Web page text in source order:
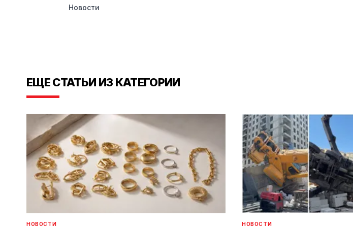
Новости
ЕЩЕ СТАТЬИ ИЗ КАТЕГОРИИ
НОВОСТИ НОВОСТИ